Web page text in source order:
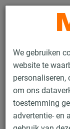
We gebruiken
website te
personaliseren,
om ons
toestemming
advertentie- en
Producten
Installatierails